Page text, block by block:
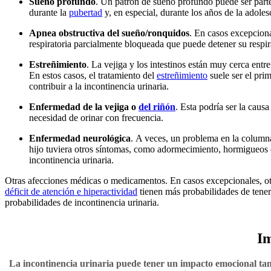
durante la pubertad y, en especial, durante los años de la
Apnea obstructiva del sueño/ronquidos. En casos
respiratoria parcialmente bloqueada que puede detener su
Estreñimiento. La vejiga y los intestinos están muy cerca
En estos casos, el tratamiento del estreñimiento suele ser el
contribuir a la incontinencia urinaria.
Enfermedad de la vejiga o del riñón. Esta podría ser la
necesidad de orinar con frecuencia.
Enfermedad neurológica. A veces, un problema en la
hijo tuviera otros síntomas, como adormecimiento,
incontinencia urinaria.
Otras afecciones médicas o medicamentos. En casos excepcionales,
déficit de atención e hiperactividad tienen más probabilidades de
probabilidades de incontinencia urinaria.
La incontinencia urinaria puede tener un impacto emocional